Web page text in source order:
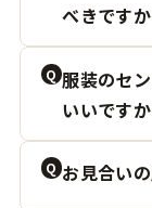
べきですか
Q 服装のセ
いいですか
Q お見合い